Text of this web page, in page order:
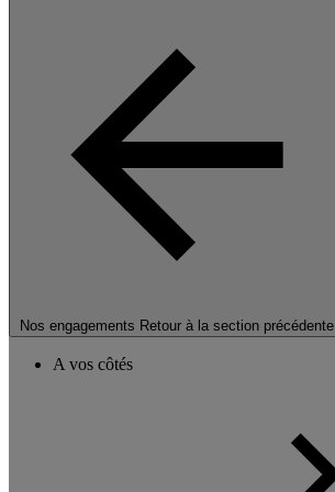
Nos engagements Retour à la section précédente
A vos côtés